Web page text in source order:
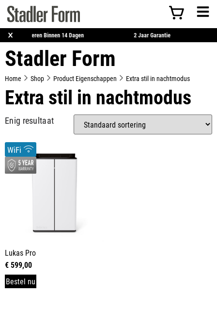
× Retourneren Binnen 14 Dagen 2 Jaar Garantie
Stadler Form
Home Shop Product Eigenschappen Extra stil in nachtmodus
Extra stil in nachtmodus
Enig resultaat
WiFi
Lukas Pro
€599,00
Bestel nu